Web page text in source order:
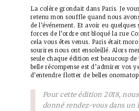
La colère grondait dans Paris. Je
retenu mon souffle quand nous
de l’événement. Et avoir eu quelques
forces de l’ordre ont bloqué la rue
cela vous êtes venus. Paris était
sourires nous ont ensoleillé. Alors
seule chaque édition est beaucoup
belle récompense est d’admirer vos
d’entendre flotter de belles
Pour cette édition 2018,
donné rendez-vous dans un